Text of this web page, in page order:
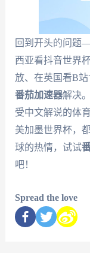
回到开头的问题
西亚看抖音世界
放、在英国看B
番茄加速器解决
受中文解说的体
美加墨世界杯，
球的热情，试试
吧！
Spread the love